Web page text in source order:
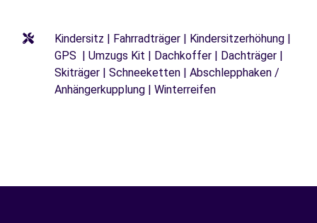
Kindersitz | Fahrradträger | Kindersitzerhöhung |
GPS | Umzugs Kit | Dachkoffer | Dachträger |
Skiträger | Schneeketten | Abschlepphaken /
Anhängerkupplung | Winterreifen